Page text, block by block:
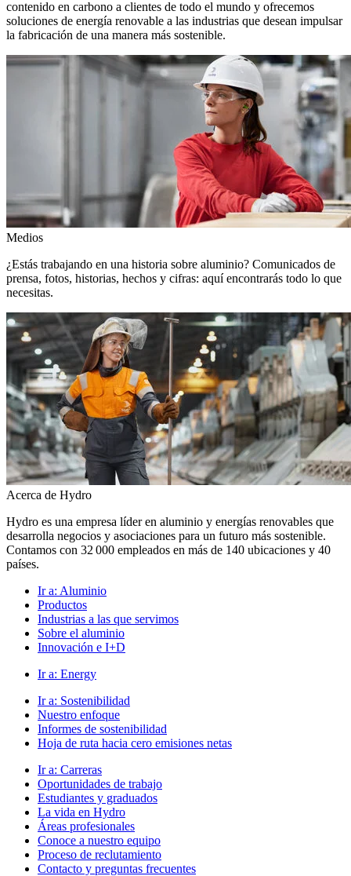
contenido en carbono a clientes de todo el mundo y ofrecemos
soluciones de energía renovable a las industrias que desean impulsar
la fabricación de una manera más sostenible.
Medios
¿Estás trabajando en una historia sobre aluminio? Comunicados de
prensa, fotos, historias, hechos y cifras: aquí encontrarás todo lo que
necesitas.
Acerca de Hydro
Hydro es una empresa líder en aluminio y energías renovables que
desarrolla negocios y asociaciones para un futuro más sostenible.
Contamos con 32 000 empleados en más de 140 ubicaciones y 40
países.
Ir a: Aluminio
Productos
Industrias a las que servimos
Sobre el aluminio
Innovación e I+D
Ir a: Energy
Ir a: Sostenibilidad
Nuestro enfoque
Informes de sostenibilidad
Hoja de ruta hacia cero emisiones netas
Ir a: Carreras
Oportunidades de trabajo
Estudiantes y graduados
La vida en Hydro
Áreas profesionales
Conoce a nuestro equipo
Proceso de reclutamiento
Contacto y preguntas frecuentes